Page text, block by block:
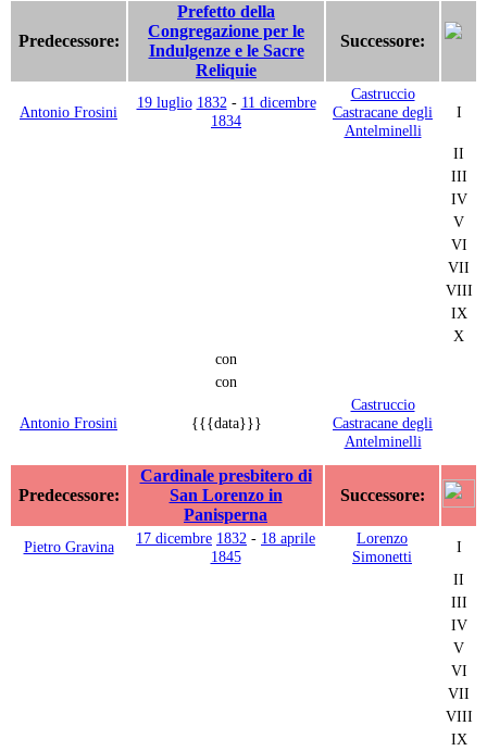
Predecessore:
Prefetto della
Congregazione per le
Indulgenze e le Sacre
Reliquie
Successore:
Antonio Frosini
19 luglio 1832 - 11 dicembre
1834
Castruccio
Castracane degli
Antelminelli
I
II
III
IV
V
VI
VII
VIII
IX
X
con
con
Antonio Frosini {{{data}}}
Castruccio
Castracane degli
Antelminelli
Predecessore:
Cardinale presbitero di
San Lorenzo in
Panisperna
Successore:
Pietro Gravina 17 dicembre 1832 - 18 aprile
1845
Lorenzo
Simonetti
I
II
III
IV
V
VI
VII
VIII
IX